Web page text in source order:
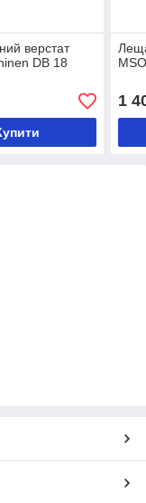
верстат
DB 18
1